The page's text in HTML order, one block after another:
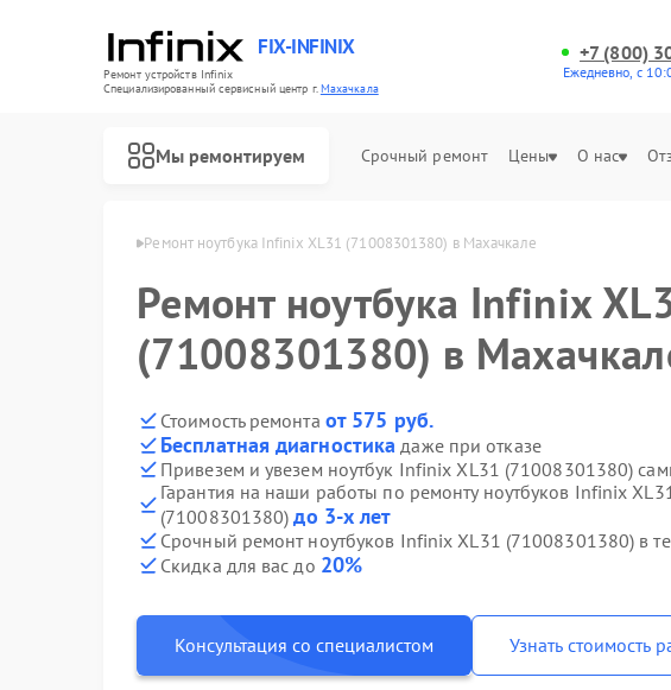
FIX-INFINIX
Ремонт устройств Infinix
Специализированный cервисный центр г.Махачкала
+7 (800)
Ежедневно, с
Мы ремонтируем Срочный ремонт Цены О нас
Infinix в Махачкале Ремонт ноутбука Infinix XL31 (71008301380) в Махачкале
Ремонт ноутбука Infinix
(71008301380) в
Стоимость ремонта от 575 руб.
Бесплатная диагностика даже при отказе
Привезем и увезем ноутбук Infinix XL31 (71008301380)
Гарантия на наши работы по ремонту ноутбуков Infinix
(71008301380)до 3-х лет
Срочный ремонт ноутбуков Infinix XL31 (71008301380) в
Скидка для вас до 20%
Консультация со специалистом Узнать стоимость